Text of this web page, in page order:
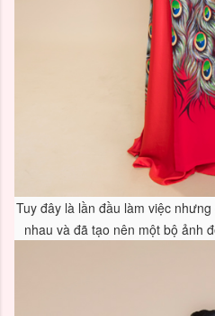
Tuy đây là lần đầu làm việc
nhau và đã tạo nên một bộ ảnh